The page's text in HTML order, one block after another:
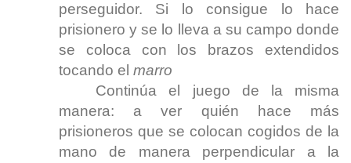
perseguidor. Si lo consigue lo hace
prisionero y se lo lleva a su campo donde
se coloca con los brazos extendidos
tocando el marro
Continúa el juego de la misma
manera: a ver quién hace más
prisioneros que se colocan cogidos de la
mano de manera perpendicular a la